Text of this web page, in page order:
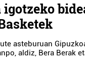
igotzeko
asteburuan
aldiz, Bera Berak